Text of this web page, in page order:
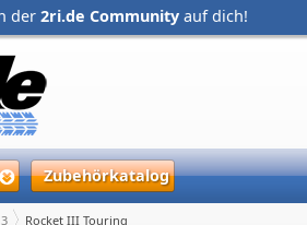
der 2ri.de Community auf dich!
Zubehörkatalog
Rocket III Touring